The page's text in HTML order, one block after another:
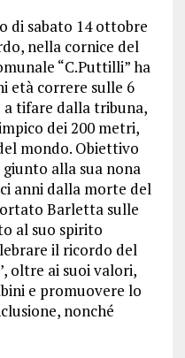
di sabato 14 ottobre
nella cornice del
“C.Puttilli” ha
età correre sulle 6
tifare dalla tribuna,
dei 200 metri,
mondo. Obiettivo
alla sua nona
anni dalla morte del
Barletta sulle
al suo spirito
il ricordo del
oltre ai suoi valori,
e promuovere lo
nonché